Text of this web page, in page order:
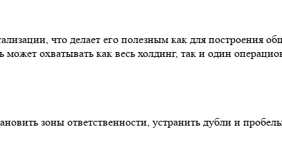
что делает его полезным как для построения
охватывать как весь холдинг, так и один
зоны ответственности, устранить дубли и